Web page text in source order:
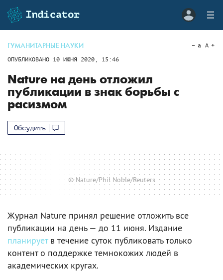
ГУМАНИТАРНЫЕ НАУКИ
ОПУБЛИКОВАНО 10 ИЮНЯ 2020, 15:46
a A
Nature на день отложил
публикации в знак борьбы с
расизмом
Обсудить
© Nature/Phil Noble/Reuters
Журнал Nature принял решение отложить все
публикации на день — до 11 июня. Издание
планируетв течение суток публиковать только
контент о поддержке темнокожих людей в
академических кругах.